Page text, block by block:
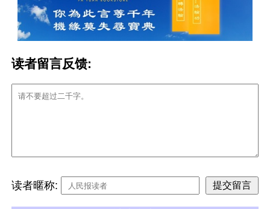
读者留言反馈:
读者暱称: